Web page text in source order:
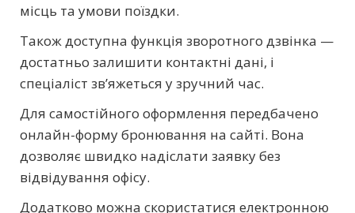
місць та умови поїздки.
Також доступна функція зворотного дзвінка —
достатньо залишити контактні дані, і
спеціаліст зв’яжеться у зручний час.
Для самостійного оформлення передбачено
онлайн-форму бронювання на сайті. Вона
дозволяє швидко надіслати заявку без
відвідування офісу.
Додатково можна скористатися електронною